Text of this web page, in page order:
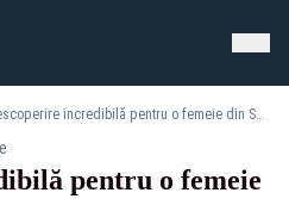
Descoperire incredibilă pentru o femeie din Serbia: ce a făcut după ce a găsit 700.000 de euro sub saltea
pentru o femeie